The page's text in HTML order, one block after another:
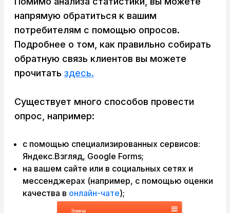
напрямую обратиться к вашим
потребителям с помощью опросов.
Подробнее о том, как правильно собирать
обратную связь клиентов вы можете
прочитать здесь.
Существует много способов провести
опрос, например:
с помощью специализированных сервисов:
Яндекс.Взгляд, Google Forms;
на вашем сайте или в социальных сетях и
мессенджерах (например, с помощью оценки
качества в онлайн-чате);